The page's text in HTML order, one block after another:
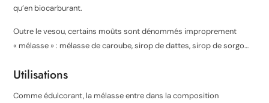
qu’en biocarburant.
Outre le vesou, certains moûts sont dénommés improprement
« mélasse » : mélasse de caroube, sirop de dattes, sirop de sorgo…
Utilisations
Comme édulcorant, la mélasse entre dans la composition